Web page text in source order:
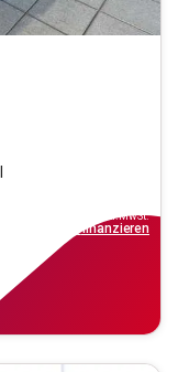
inkl.MwSt.
finanzieren